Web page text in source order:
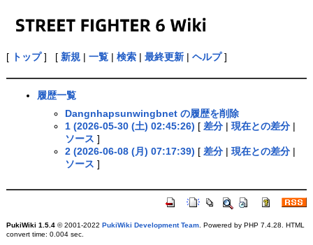
[ トップ] [ 新規| 一覧| 検索| 最終更新| ヘルプ]
履歴一覧
Dangnhapsunwingbnet の履歴を削除
1 (2026-05-30 (土) 02:45:26) [ 差分| 現在との差分|
ソース ]
2 (2026-06-08 (月) 07:17:39) [ 差分| 現在との差分|
ソース ]
PukiWiki 1.5.4© 2001-2022 PukiWiki Development Team. Powered by PHP 7.4.28. HTML
convert time: 0.004 sec.